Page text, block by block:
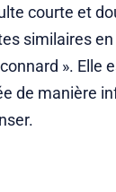
courte et
similaires
». Elle
de manière